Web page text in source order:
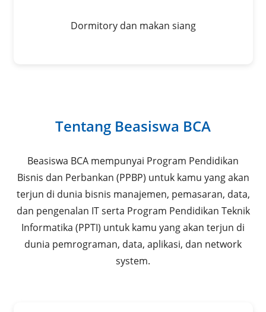
Dormitory dan makan siang
Tentang Beasiswa BCA
Beasiswa BCA mempunyai Program Pendidikan
Bisnis dan Perbankan (PPBP) untuk kamu yang akan
terjun di dunia bisnis manajemen, pemasaran, data,
dan pengenalan IT serta Program Pendidikan Teknik
Informatika (PPTI) untuk kamu yang akan terjun di
dunia pemrograman, data, aplikasi, dan network
system.